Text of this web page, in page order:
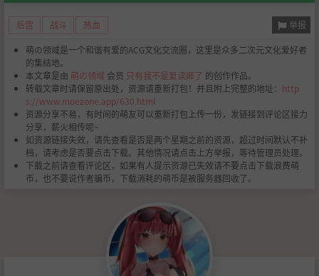
后宫 战斗 热血 举报
萌の领域是一个和谐有爱的ACG文化交流圈，这里是众多二次元文化爱好者
的集结地。
本文章是由 萌の领域 会员 只有我不是复读姬了 的创作作品。
转载文章时请保留原出处，资源请重新打包！并且附上完整的地址： http
s://www.moezone.app/630.html
资源分享不易，有时间的萌友可以重新打包上传一份，发链接到评论区接力
分享，薪火相传呢~
如资源链接失效，请先查看是否是两个星期之前的资源，超过时间默认不补
档，请考虑是否要点击下载。其他情况请点击上方举报，等待管理员处理。
下载之前请查看评论区，如果有人提示资源已失效请不要点击下载浪费萌
币，也不要说作者骗币，下载消耗的萌币是被服务器回收了。